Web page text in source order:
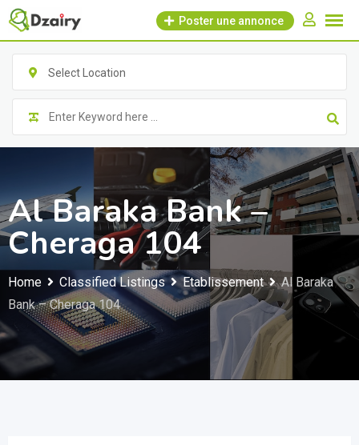
Skip
content
Poster une annonce
Select Location
Al Baraka Bank –
Cheraga 104
Home Classified Listings Etablissement
Al Baraka
Bank – Cheraga 104